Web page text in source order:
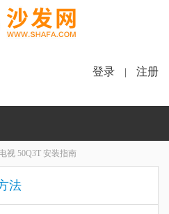
登录 注册
视 50Q3T 安装指南
法